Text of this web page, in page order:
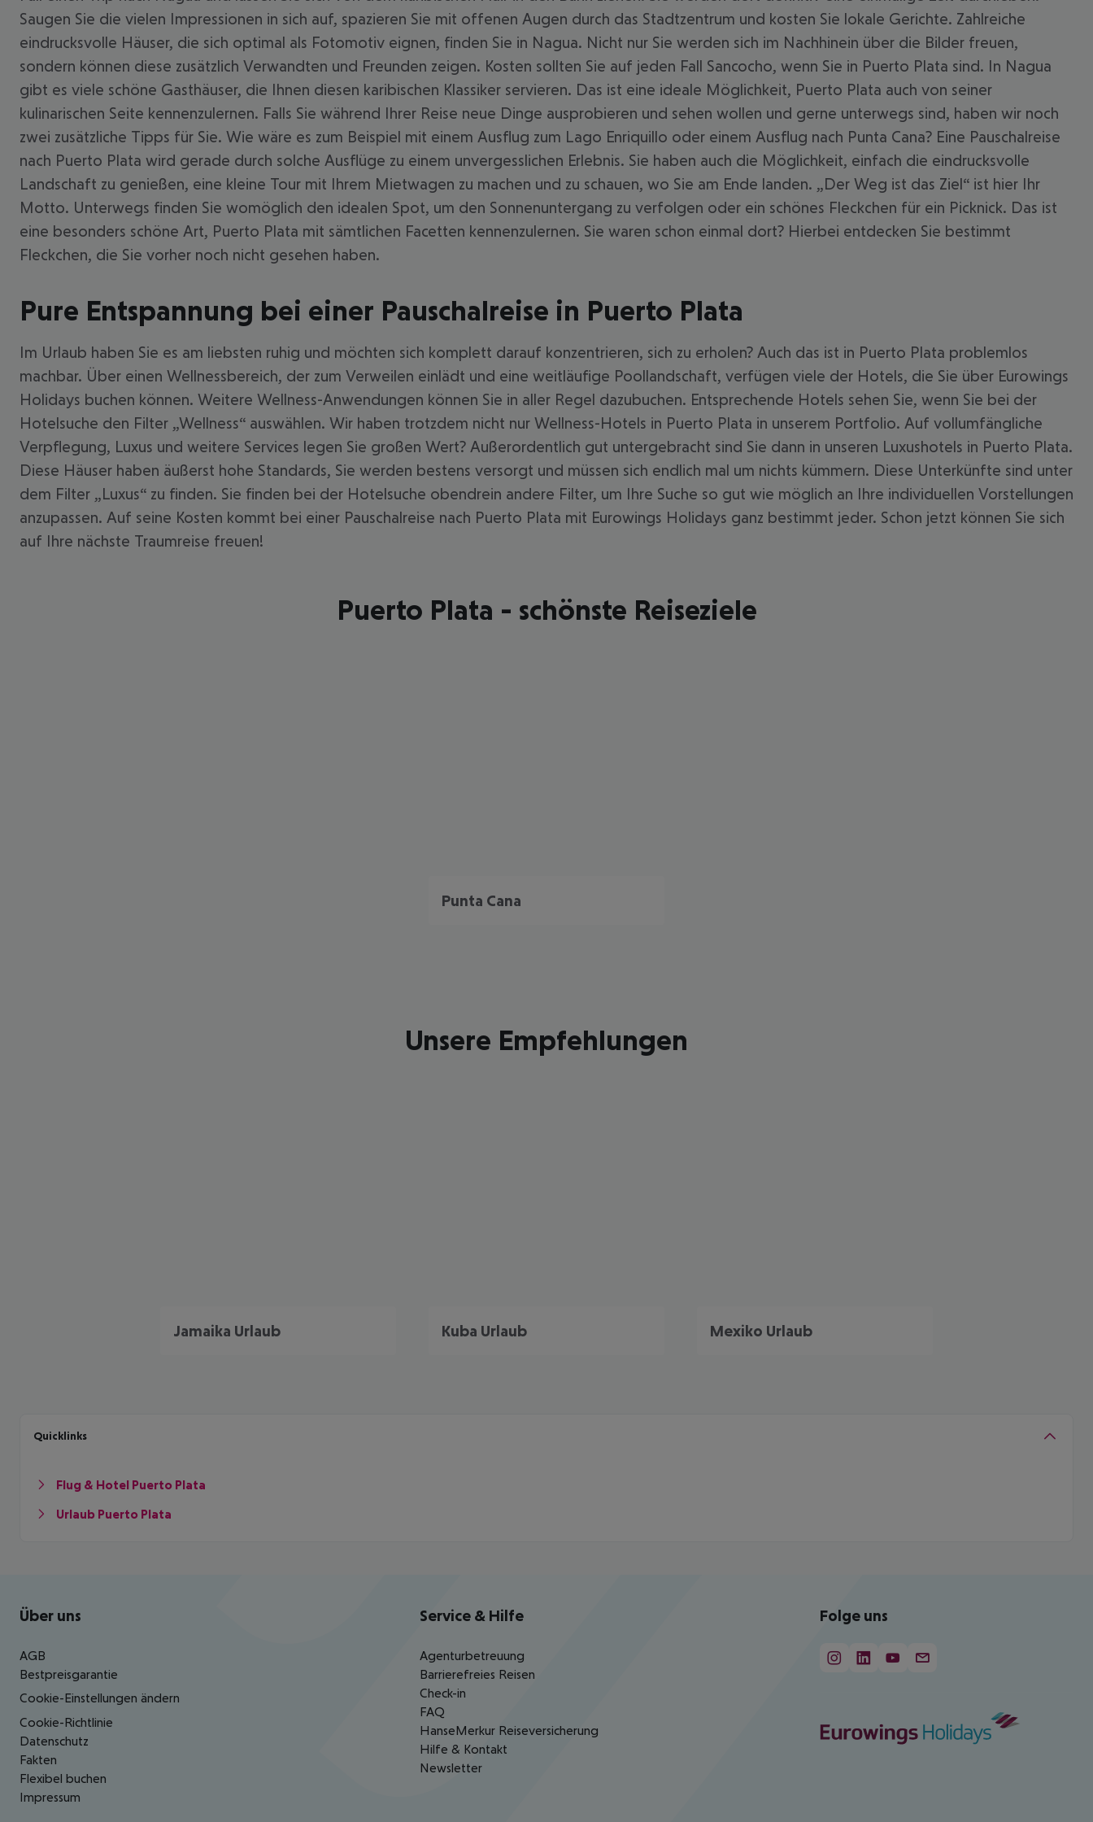
Saugen Sie die vielen Impressionen in sich auf, spazieren Sie mit offenen Augen durch das Stadtzentrum und kosten Sie lokale Gerichte. Zahlreiche
eindrucksvolle Häuser, die sich optimal als Fotomotiv eignen, finden Sie in Nagua. Nicht nur Sie werden sich im Nachhinein über die Bilder freuen,
sondern können diese zusätzlich Verwandten und Freunden zeigen. Kosten sollten Sie auf jeden Fall Sancocho, wenn Sie in Puerto Plata sind. In Nagua
gibt es viele schöne Gasthäuser, die Ihnen diesen karibischen Klassiker servieren. Das ist eine ideale Möglichkeit, Puerto Plata auch von seiner
kulinarischen Seite kennenzulernen. Falls Sie während Ihrer Reise neue Dinge ausprobieren und sehen wollen und gerne unterwegs sind, haben wir noch
zwei zusätzliche Tipps für Sie. Wie wäre es zum Beispiel mit einem Ausflug zum Lago Enriquillo oder einem Ausflug nach Punta Cana? Eine Pauschalreise
nach Puerto Plata wird gerade durch solche Ausflüge zu einem unvergesslichen Erlebnis. Sie haben auch die Möglichkeit, einfach die eindrucksvolle
Landschaft zu genießen, eine kleine Tour mit Ihrem Mietwagen zu machen und zu schauen, wo Sie am Ende landen. „Der Weg ist das Ziel“ ist hier Ihr
Motto. Unterwegs finden Sie womöglich den idealen Spot, um den Sonnenuntergang zu verfolgen oder ein schönes Fleckchen für ein Picknick. Das ist
eine besonders schöne Art, Puerto Plata mit sämtlichen Facetten kennenzulernen. Sie waren schon einmal dort? Hierbei entdecken Sie bestimmt
Fleckchen, die Sie vorher noch nicht gesehen haben.
Pure Entspannung bei einer Pauschalreise in Puerto Plata
Im Urlaub haben Sie es am liebsten ruhig und möchten sich komplett darauf konzentrieren, sich zu erholen? Auch das ist in Puerto Plata problemlos
machbar. Über einen Wellnessbereich, der zum Verweilen einlädt und eine weitläufige Poollandschaft, verfügen viele der Hotels, die Sie über Eurowings
Holidays buchen können. Weitere Wellness-Anwendungen können Sie in aller Regel dazubuchen. Entsprechende Hotels sehen Sie, wenn Sie bei der
Hotelsuche den Filter „Wellness“ auswählen. Wir haben trotzdem nicht nur Wellness-Hotels in Puerto Plata in unserem Portfolio. Auf vollumfängliche
Verpflegung, Luxus und weitere Services legen Sie großen Wert? Außerordentlich gut untergebracht sind Sie dann in unseren Luxushotels in Puerto Plata.
Diese Häuser haben äußerst hohe Standards, Sie werden bestens versorgt und müssen sich endlich mal um nichts kümmern. Diese Unterkünfte sind unter
dem Filter „Luxus“ zu finden. Sie finden bei der Hotelsuche obendrein andere Filter, um Ihre Suche so gut wie möglich an Ihre individuellen Vorstellungen
anzupassen. Auf seine Kosten kommt bei einer Pauschalreise nach Puerto Plata mit Eurowings Holidays ganz bestimmt jeder. Schon jetzt können Sie sich
auf Ihre nächste Traumreise freuen!
Puerto Plata - schönste Reiseziele
Punta Cana
Unsere Empfehlungen
Jamaika Urlaub Kuba Urlaub Mexiko Urlaub
Quicklinks
Flug & Hotel Puerto Plata
Urlaub Puerto Plata
Footer navigation
Über uns
AGB
Bestpreisgarantie
Cookie-Einstellungen ändern
Cookie-Richtlinie
Datenschutz
Fakten
Flexibel buchen
Impressum
Service & Hilfe
Agenturbetreuung
Barrierefreies Reisen
Check-in
FAQ
HanseMerkur Reiseversicherung
Hilfe & Kontakt
Newsletter
Folge uns